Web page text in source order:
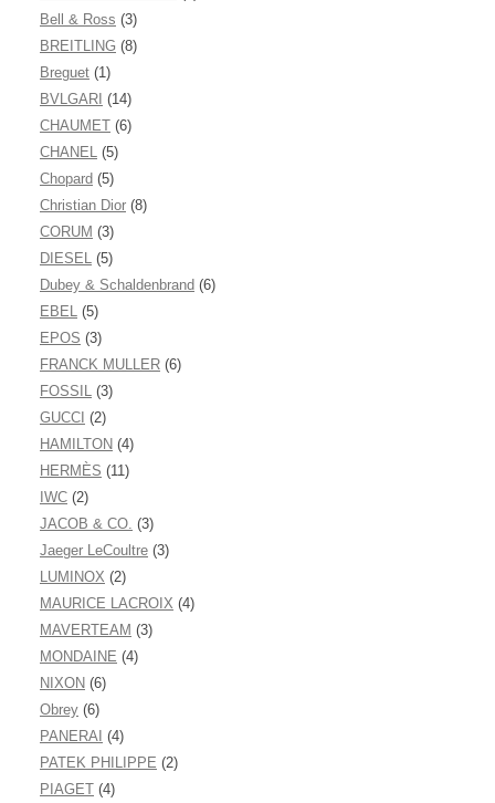
Bell & Ross (3)
BREITLING (8)
Breguet (1)
BVLGARI (14)
CHAUMET (6)
CHANEL (5)
Chopard (5)
Christian Dior (8)
CORUM (3)
DIESEL (5)
Dubey & Schaldenbrand (6)
EBEL (5)
EPOS (3)
FRANCK MULLER (6)
FOSSIL (3)
GUCCI (2)
HAMILTON (4)
HERMÈS (11)
IWC (2)
JACOB & CO. (3)
Jaeger LeCoultre (3)
LUMINOX (2)
MAURICE LACROIX (4)
MAVERTEAM (3)
MONDAINE (4)
NIXON (6)
Obrey (6)
PANERAI (4)
PATEK PHILIPPE (2)
PIAGET (4)